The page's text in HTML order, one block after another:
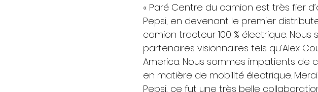
« Paré Centre du camion est très fier
Pepsi, en devenant le premier
camion tracteur 100 % électrique.
partenaires visionnaires tels qu’Alex
America. Nous sommes impatients de
en matière de mobilité électrique.
Pepsi, ce fut une très belle